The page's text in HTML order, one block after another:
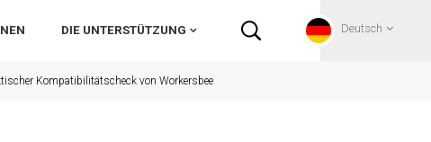
DIE UNTERSTÜTZUNG Deutsch
Kompatibilitätscheck von Workersbee